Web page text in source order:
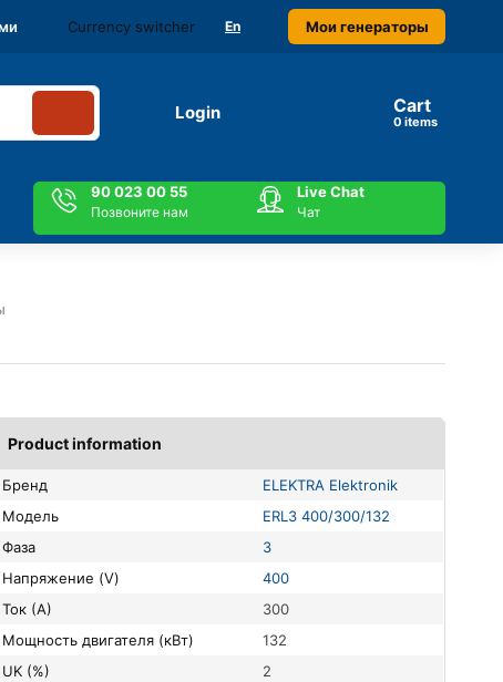
Currency switcher En Мои генераторы
Login Cart
items
90 023 00 55
Позвоните нам
Live Chat
Чат
Product information
Бренд
ELEKTRA Elektronik
Модель
ERL3 400/300/132
Фаза
3
Напряжение (V)
400
Ток (А)
300
Мощность двигателя (кВт)
132
UK (%)
2